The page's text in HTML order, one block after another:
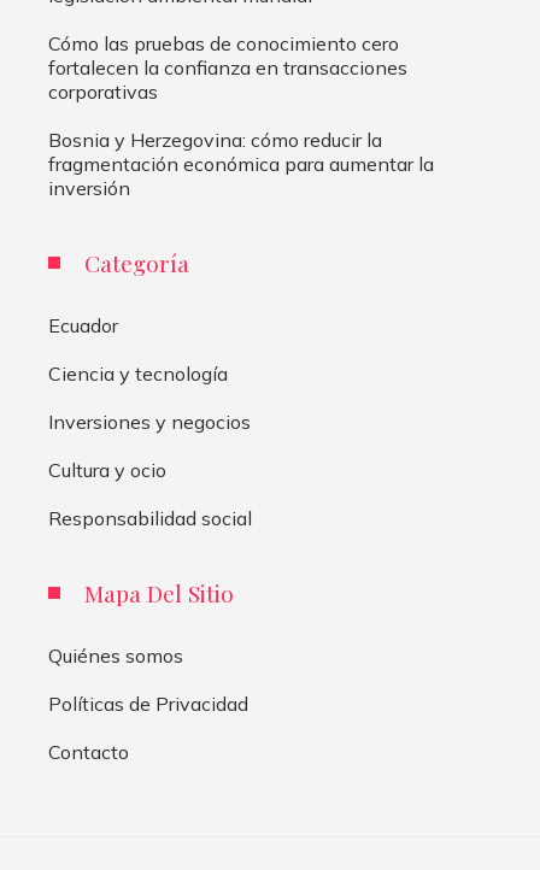
Cómo las pruebas de conocimiento cero
fortalecen la confianza en transacciones
corporativas
Bosnia y Herzegovina: cómo reducir la
fragmentación económica para aumentar la
inversión
Categoría
Ecuador
Ciencia y tecnología
Inversiones y negocios
Cultura y ocio
Responsabilidad social
Mapa Del Sitio
Quiénes somos
Políticas de Privacidad
Contacto